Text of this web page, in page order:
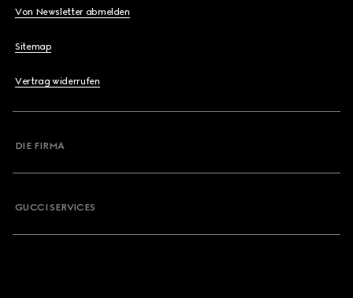
Von Newsletter abmelden
Sitemap
Vertrag widerrufen
DIE FIRMA
GUCCI SERVICES